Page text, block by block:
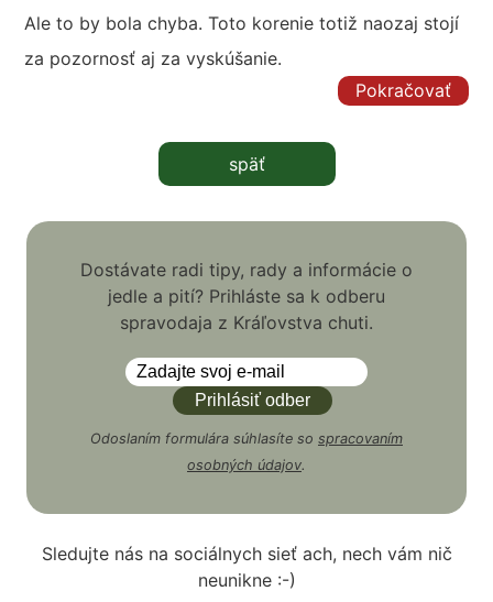
Ale to by bola chyba. Toto korenie totiž naozaj stojí
za pozornosť aj za vyskúšanie.
Pokračovať
späť
Dostávate radi tipy, rady a informácie o
jedle a pití? Prihláste sa k odberu
spravodaja z Kráľovstva chuti.
Odoslaním formulára súhlasíte so spracovaním
osobných údajov.
Sledujte nás na sociálnych sieť ach, nech vám nič
neunikne :-)